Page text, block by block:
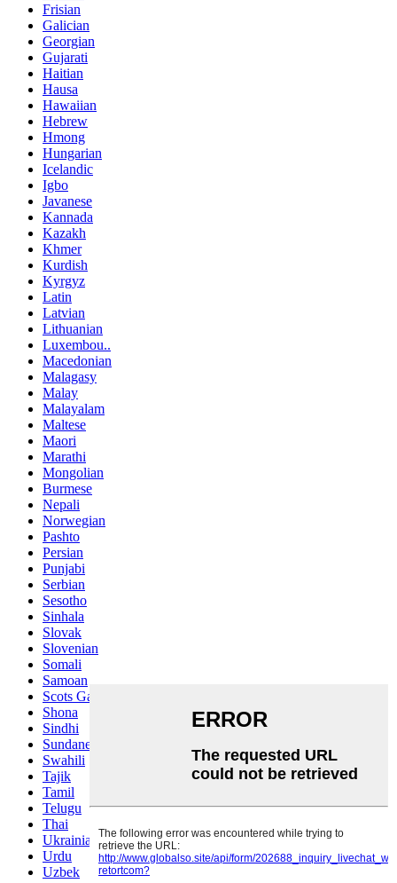
Frisian
Galician
Georgian
Gujarati
Haitian
Hausa
Hawaiian
Hebrew
Hmong
Hungarian
Icelandic
Igbo
Javanese
Kannada
Kazakh
Khmer
Kurdish
Kyrgyz
Latin
Latvian
Lithuanian
Luxembou..
Macedonian
Malagasy
Malay
Malayalam
Maltese
Maori
Marathi
Mongolian
Burmese
Nepali
Norwegian
Pashto
Persian
Punjabi
Serbian
Sesotho
Sinhala
Slovak
Slovenian
Somali
Samoan
Scots Gaelic
Shona
Sindhi
Sundanese
Swahili
Tajik
Tamil
Telugu
Thai
Ukrainian
Urdu
Uzbek